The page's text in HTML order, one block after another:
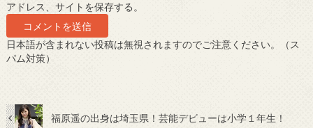
アドレス、サイトを保存する。
日本語が含まれない投稿は無視されますのでご注意ください。（ス
パム対策）
福原遥の出身は埼玉県！芸能デビューは小学１年生！